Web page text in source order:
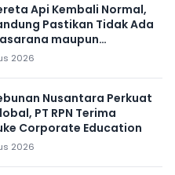
Api Kembali Normal,
Pastikan Tidak Ada
maupun
Pasca Gempa
2026
Nusantara Perkuat
PT RPN Terima
Corporate Education
2026